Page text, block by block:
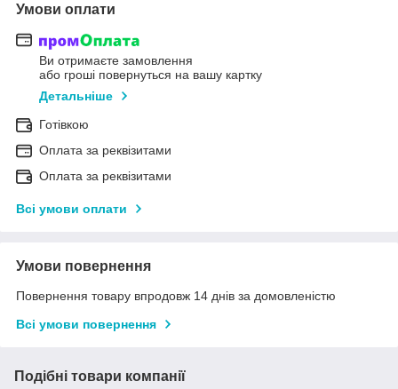
Умови оплати
Ви отримаєте замовлення
або гроші повернуться на вашу картку
Детальніше
Готівкою
Оплата за реквізитами
Оплата за реквізитами
Всі умови оплати
Умови повернення
Повернення товару впродовж 14 днів за домовленістю
Всі умови повернення
Подібні товари компанії